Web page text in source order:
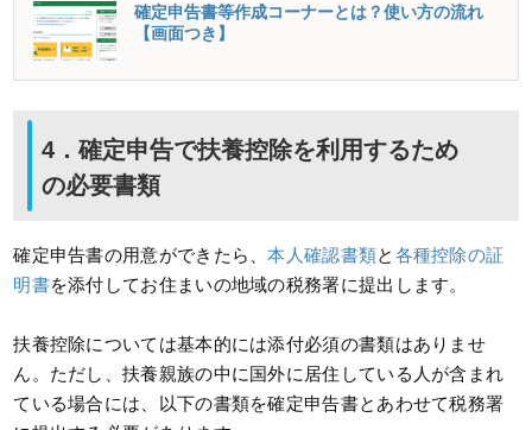
確定申告書等作成コーナーとは？使い方の流れ
【画面つき】
4．確定申告で扶養控除を利用するため
の必要書類
確定申告書の用意ができたら、本人確認書類と 各種控除の証
明書を添付してお住まいの地域の税務署に提出します。
扶養控除については基本的には添付必須の書類はありませ
ん。ただし、扶養親族の中に国外に居住している人が含まれ
ている場合には、以下の書類を確定申告書とあわせて税務署